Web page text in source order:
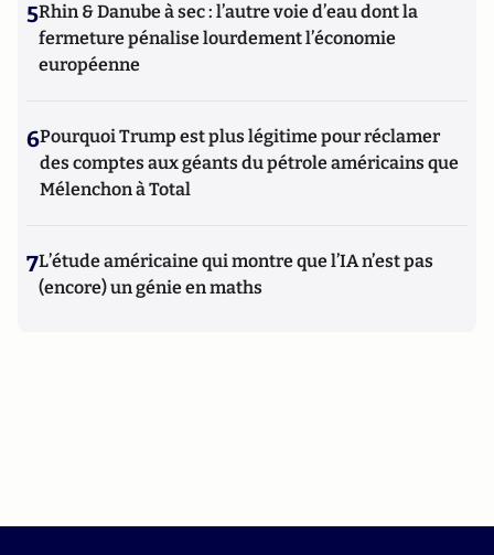
5Rhin & Danube à sec : l’autre voie d’eau dont la
fermeture pénalise lourdement l’économie
européenne
6Pourquoi Trump est plus légitime pour réclamer
des comptes aux géants du pétrole américains que
Mélenchon à Total
7L’étude américaine qui montre que l’IA n’est pas
(encore) un génie en maths